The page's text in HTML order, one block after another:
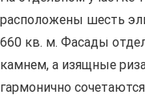
расположены шесть
660 кв. м. Фасады
камнем, а изящные
гармонично